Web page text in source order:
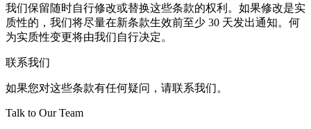
我们保留随时自行修改或替换这些条款的权利。如果修改是实
质性的，我们将尽量在新条款生效前至少 30 天发出通知。何
为实质性变更将由我们自行决定。
联系我们
如果您对这些条款有任何疑问，请联系我们。
Talk to Our Team